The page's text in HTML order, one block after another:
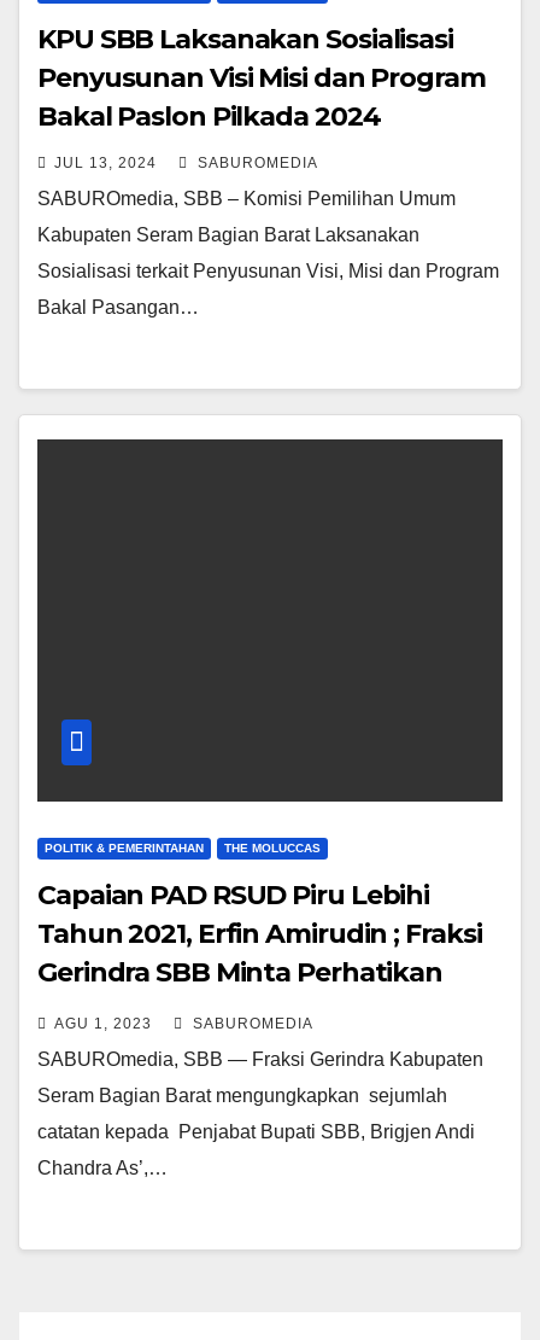
KPU SBB Laksanakan Sosialisasi
Penyusunan Visi Misi dan Program
Bakal Paslon Pilkada 2024
JUL 13, 2024 SABUROMEDIA
SABUROmedia, SBB – Komisi Pemilihan Umum
Kabupaten Seram Bagian Barat Laksanakan
Sosialisasi terkait Penyusunan Visi, Misi dan Program
Bakal Pasangan…
POLITIK & PEMERINTAHAN THE MOLUCCAS
Capaian PAD RSUD Piru Lebihi
Tahun 2021, Erfin Amirudin ; Fraksi
Gerindra SBB Minta Perhatikan
Upah Nakes dan Pasokan Obat.
AGU 1, 2023 SABUROMEDIA
SABUROmedia, SBB — Fraksi Gerindra Kabupaten
Seram Bagian Barat mengungkapkan sejumlah
catatan kepada Penjabat Bupati SBB, Brigjen Andi
Chandra As’,…